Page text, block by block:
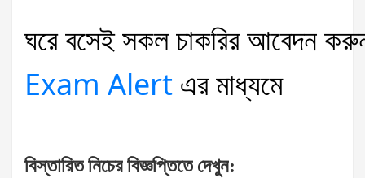
ঘরে বসেই সকল চাকরির আবেদন
Exam Alert এর মাধ্যমে
বিস্তারিতনিচেরবিজ্ঞপ্তিতে দেখুন: